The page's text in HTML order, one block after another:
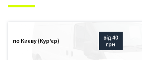
по Києву (Кур'єр)
від 40
грн